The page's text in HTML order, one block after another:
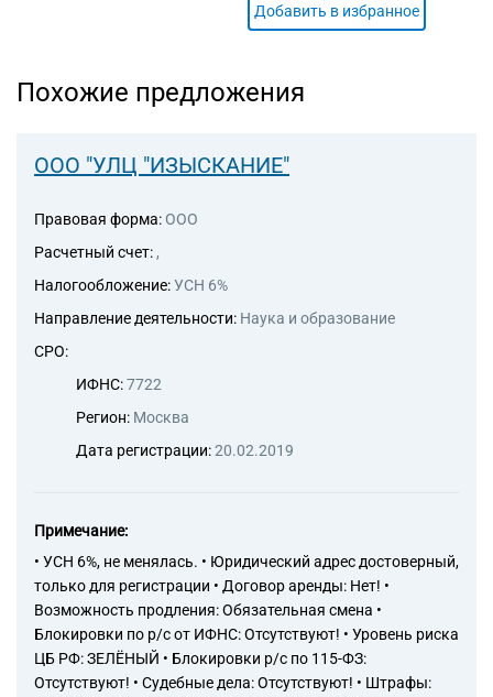
Добавить в избранное
Похожие предложения
ООО "УЛЦ "ИЗЫСКАНИЕ"
Правовая форма: ООО
Расчетный счет: ,
Налогообложение:УСН 6%
Направление деятельности: Наука и образование
СРО:
ИФНС:7722
Регион: Москва
Дата регистрации:20.02.2019
Примечание:
• УСН 6%, не менялась. • Юридический адрес достоверный,
только для регистрации • Договор аренды: Нет! •
Возможность продления: Обязательная смена •
Блокировки по р/с от ИФНС: Отсутствуют! • Уровень риска
ЦБ РФ: ЗЕЛЁНЫЙ • Блокировки р/с по 115-ФЗ:
Отсутствуют! • Судебные дела: Отсутствуют! • Штрафы: